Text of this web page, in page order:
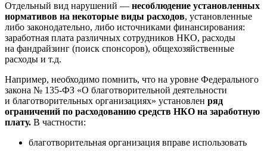
Отдельный вид нарушений — несоблюдение установленных
нормативов на некоторые виды расходов, установленные
либо законодательно, либо источниками финансирования:
заработная плата различных сотрудников НКО, расходы
на фандрайзинг (поиск спонсоров), общехозяйственные
расходы и т.д.
Например, необходимо помнить, что на уровне Федерального
закона № 135-ФЗ «О благотворительной деятельности
и благотворительных организациях» установлен ряд
ограничений по расходованию средств НКО на заработную
плату. В частности:
благотворительная организация вправе использовать